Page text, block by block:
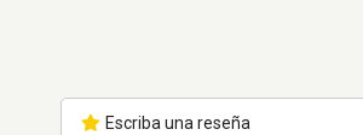
Escriba una reseña